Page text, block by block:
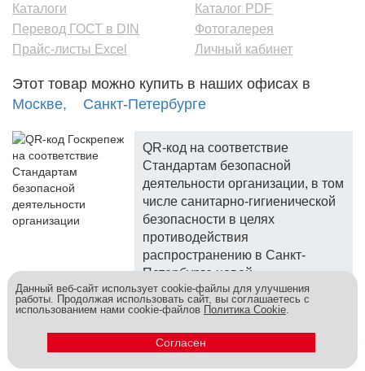
Каталоги
Перевод ГОСТ в DIN
Прайс-листы Excel
Каталог PDF
Фотогалерея
Личный кабинет
Этот товар можно купить в наших офисах в
Москве,
Санкт-Петербурге
QR-код на соответствие
Стандартам безопасной
деятельности организации, в том
числе санитарно-гигиенической
безопасности в целях
противодействия
распространению в Санкт-
Петербурге новой
коронавирусной инфекции.
Метизы и крепеж оптом - это к нам! © 2026
Данный веб-сайт использует cookie-файлы для улучшения
работы. Продолжая использовать сайт, вы соглашаетесь с
использованием нами cookie-файлов Политика Cookie.
Согласен